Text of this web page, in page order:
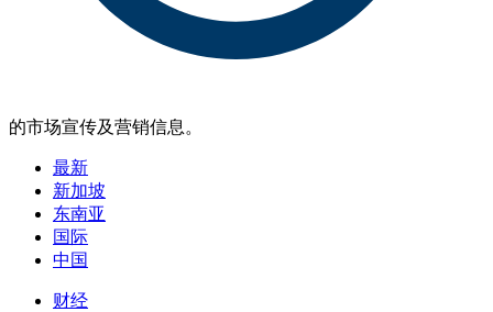
的市场宣传及营销信息。
最新
新加坡
东南亚
国际
中国
财经